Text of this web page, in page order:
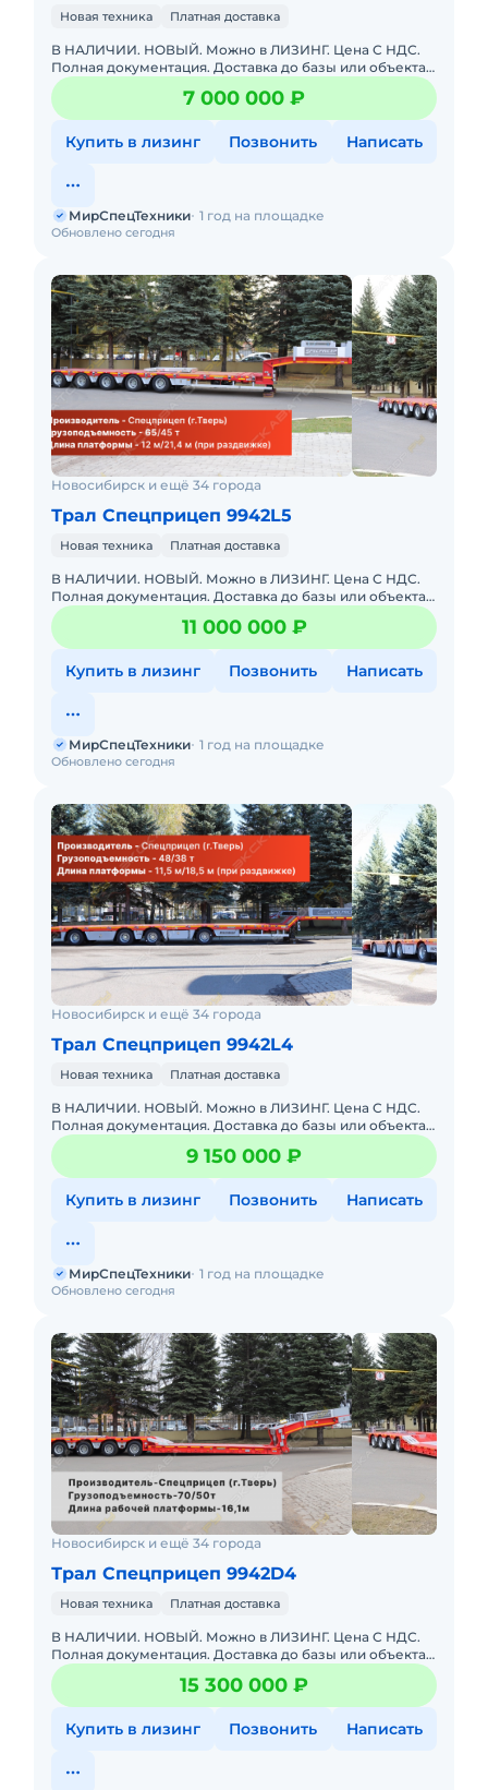
Новая техника Платная доставка
В НАЛИЧИИ. НОВЫЙ. Можно в ЛИЗИНГ. Цена С НДС.
Полная документация. Доставка до базы или объекта.
ООО "МирСпецТехники" является мультибрендовым
официальным дилер7 000 000 ₽
Купить в лизинг Позвонить Написать
Обновлено сегодня
МирСпецТехники 1 год на площадке
Новосибирск и ещё 34 города
Трал Спецприцеп 9942L5
Новая техника Платная доставка
В НАЛИЧИИ. НОВЫЙ. Можно в ЛИЗИНГ. Цена С НДС.
Полная документация. Доставка до базы или объекта.
ООО "МирСпецТехники" является мультибрендовым
официальным дилер11 000 000 ₽
Купить в лизинг Позвонить Написать
Обновлено сегодня
МирСпецТехники 1 год на площадке
Новосибирск и ещё 34 города
Трал Спецприцеп 9942L4
Новая техника Платная доставка
В НАЛИЧИИ. НОВЫЙ. Можно в ЛИЗИНГ. Цена С НДС.
Полная документация. Доставка до базы или объекта.
ООО "МирСпецТехники" является мультибрендовым
официальным дилер9 150 000 ₽
Купить в лизинг Позвонить Написать
Обновлено сегодня
МирСпецТехники 1 год на площадке
Новосибирск и ещё 34 города
Трал Спецприцеп 9942D4
Новая техника Платная доставка
В НАЛИЧИИ. НОВЫЙ. Можно в ЛИЗИНГ. Цена С НДС.
Полная документация. Доставка до базы или объекта.
ООО "МирСпецТехники" является мультибрендовым
официальным дилер15 300 000 ₽
Купить в лизинг Позвонить Написать